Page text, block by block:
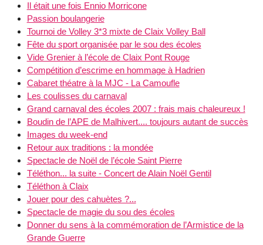
Il était une fois Ennio Morricone
Passion boulangerie
Tournoi de Volley 3*3 mixte de Claix Volley Ball
Fête du sport organisée par le sou des écoles
Vide Grenier à l’école de Claix Pont Rouge
Compétition d’escrime en hommage à Hadrien
Cabaret théatre à la MJC - La Camoufle
Les coulisses du carnaval
Grand carnaval des écoles 2007 : frais mais chaleureux !
Boudin de l’APE de Malhivert.... toujours autant de succès
Images du week-end
Retour aux traditions : la mondée
Spectacle de Noël de l’école Saint Pierre
Téléthon... la suite - Concert de Alain Noël Gentil
Téléthon à Claix
Jouer pour des cahuètes ?...
Spectacle de magie du sou des écoles
Donner du sens à la commémoration de l’Armistice de la
Grande Guerre